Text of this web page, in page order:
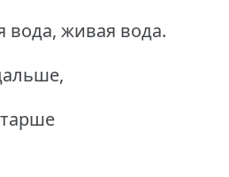
вода, живая вода.